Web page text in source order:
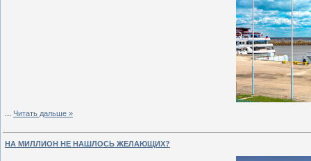
Читать дальше »
НА МИЛЛИОН НЕ НАШЛОСЬ ЖЕЛАЮЩИХ?